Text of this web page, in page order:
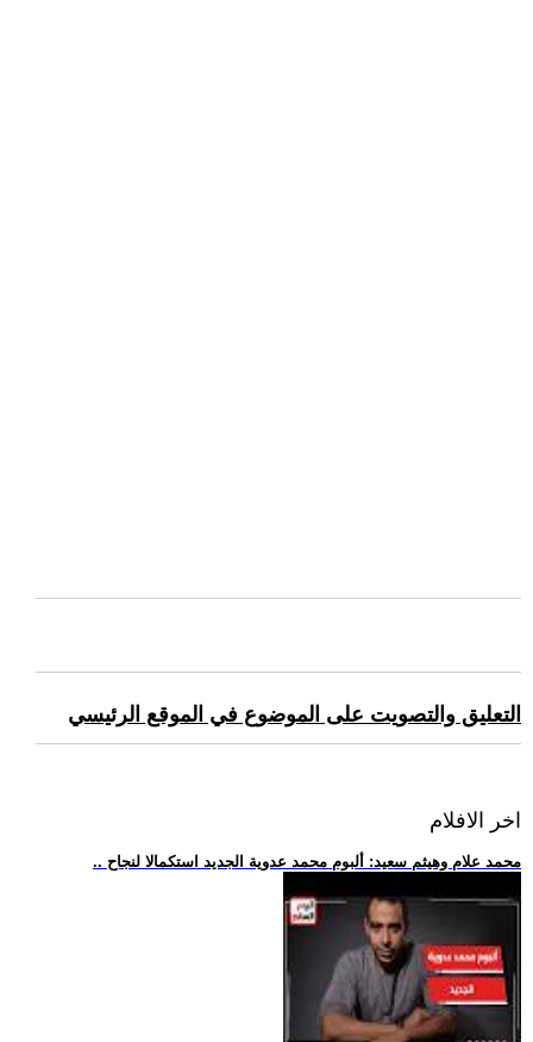
التعليق والتصويت على الموضوع في الموقع الرئيسي
اخر الافلام
.. محمد علام وهيثم سعيد: ألبوم محمد عدوية الجديد استكمالا لنجاح